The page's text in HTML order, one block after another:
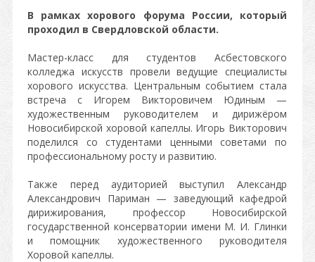
В рамках хорового форума России, который
проходил в Свердловской области.
Мастер-класс для студентов Асбестовского
колледжа искусств провели ведущие специалисты
хорового искусства. Центральным событием стала
встреча с Игорем Викторовичем Юдиным —
художественным руководителем и дирижёром
Новосибирской хоровой капеллы. Игорь Викторович
поделился со студентами ценными советами по
профессиональному росту и развитию.
Также перед аудиторией выступил Александр
Александрович Париман — заведующий кафедрой
дирижирования, профессор Новосибирской
государственной консерватории имени М. И. Глинки
и помощник художественного руководителя
Хоровой капеллы.